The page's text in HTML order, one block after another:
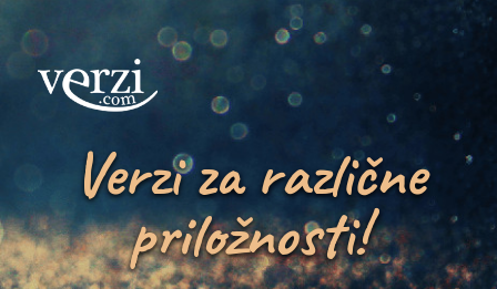
Verzi za različne
priložnosti!